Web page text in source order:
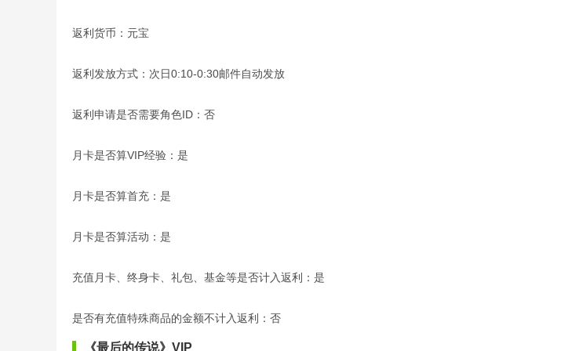
返利货币：元宝
返利发放方式：次日0:10-0:30邮件自动发放
返利申请是否需要角色ID：否
月卡是否算VIP经验：是
月卡是否算首充：是
月卡是否算活动：是
充值月卡、终身卡、礼包、基金等是否计入返利：是
是否有充值特殊商品的金额不计入返利：否
《最后的传说》VIP